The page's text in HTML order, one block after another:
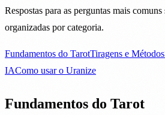
Respostas para as perguntas mais
organizadas por categoria.
Fundamentos do TarotTiragens e Métodos
IAComo usar o Uranize
Fundamentos do Tarot